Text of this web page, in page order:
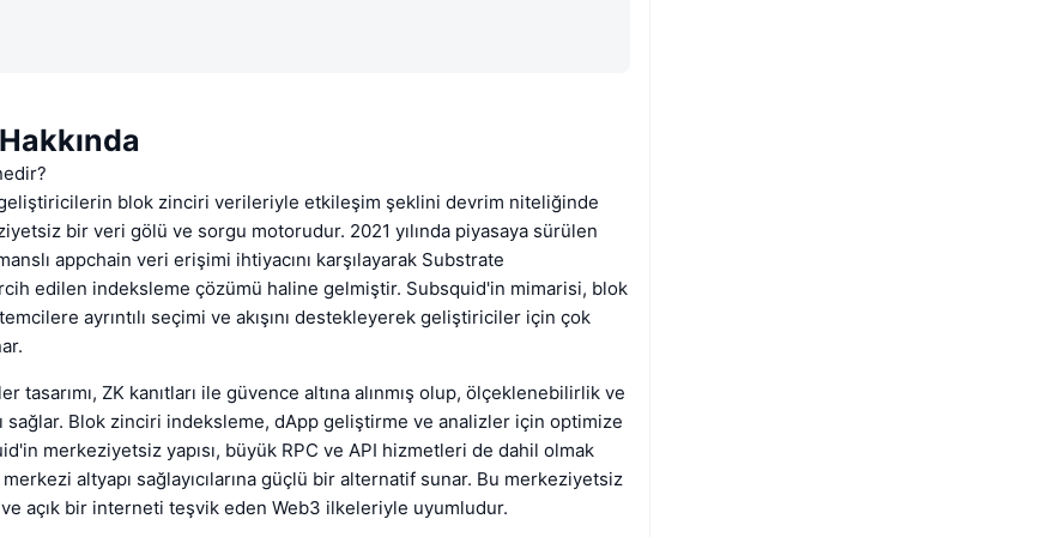
blok zinciri verileriyle etkileşim şeklini devrim niteliğinde
bir veri gölü ve sorgu motorudur. 2021 yılında piyasaya sürülen
appchain veri erişimi ihtiyacını karşılayarak Substrate
edilen indeksleme çözümü haline gelmiştir. Subsquid'in mimarisi, blok
ayrıntılı seçimi ve akışını destekleyerek geliştiriciler için çok
tasarımı, ZK kanıtları ile güvence altına alınmış olup, ölçeklenebilirlik ve
sağlar. Blok zinciri indeksleme, dApp geliştirme ve analizler için optimize
merkeziyetsiz yapısı, büyük RPC ve API hizmetleri de dahil olmak
altyapı sağlayıcılarına güçlü bir alternatif sunar. Bu merkeziyetsiz
ve açık bir interneti teşvik eden Web3 ilkeleriyle uyumludur.